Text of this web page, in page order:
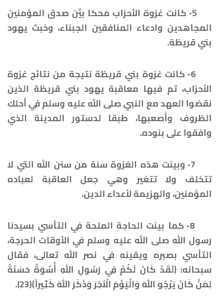
5- كانت غزوة الأحزاب محكا بيَّن صدق المؤمنين
المجاهدين وادعاء المنافقين الجبناء، وخبث يهود
بني قريظة.
6- كانت غزوة بني قريظة نتيجة من نتائج غزوة
الأحزاب، تم فيها معاقبة يهود بني قريظة الذين
نقضوا العهد مع النبي صلى الله عليه وسلم في أحلك
الظروف وأصعبها، طبقا لدستور المدينة الذي
وافقوا على بنوده.
7- وبينت هذه الغزوة سنة من سنن الله التي لا
تتخلف ولا تتغير وهي جعل العاقبة لعباده
المؤمنين، والهزيمة لأعداء الدين.
8- كما بينت الحاجة الملحة في التأسي بسيدنا
رسول الله صلى الله عليه وسلم في الأوقات الحرجة،
التأسي بصبره ويقينه في نصر الله تعالى، فقال
سبحانه: ﴿لَقَدْ كَانَ لَكُمْ فِي رَسُولِ اللهِ أُسْوَةٌ حَسَنَةٌ
لِمَنْ كَانَ يَرْجُو اللهَ وَالْيَوْمَ الْآخِرَ وَذَكَرَ اللهَ كَثِيراً﴾(23).